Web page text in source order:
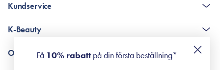
Kundservice
Poängshop - frågor och svar
K-Beauty
Retinol för nybörjare
Om Surisuri
Få 10% rabattpå din första beställning*